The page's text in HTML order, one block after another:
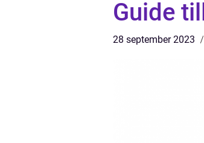
Guide
28 september 2023